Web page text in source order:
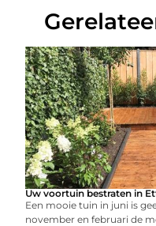
Uw voortuin bestraten in
Een mooie tuin in juni is
november en februari de